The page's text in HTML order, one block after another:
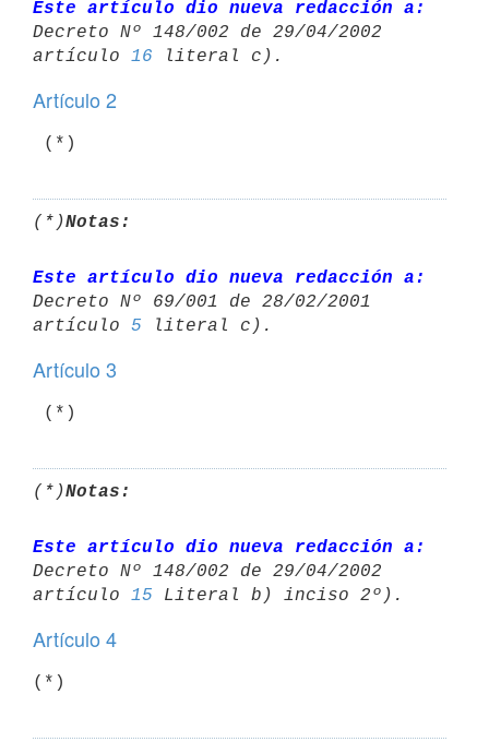
Este artículo dio nueva redacción a:
Decreto Nº 148/002 de 29/04/2002
artículo 16
Artículo 2
(*)Notas:
Este artículo dio nueva redacción a:
Decreto Nº 69/001 de 28/02/2001
artículo 5
Artículo 3
(*)Notas:
Este artículo dio nueva redacción a:
Decreto Nº 148/002 de 29/04/2002
artículo 15
Artículo 4
(*)